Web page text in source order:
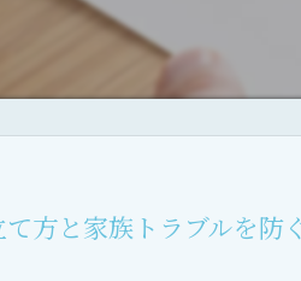
方と家族トラブルを防